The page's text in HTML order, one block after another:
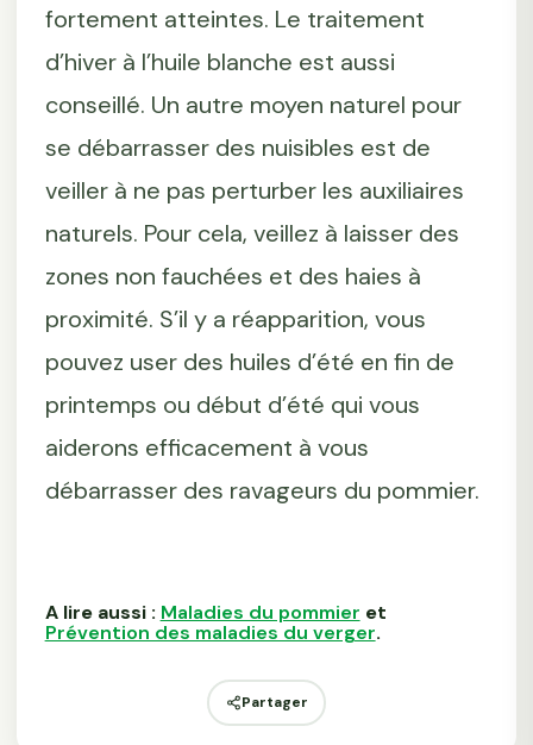
fortement atteintes. Le traitement
d’hiver à l’huile blanche est aussi
conseillé. Un autre moyen naturel pour
se débarrasser des nuisibles est de
veiller à ne pas perturber les auxiliaires
naturels. Pour cela, veillez à laisser des
zones non fauchées et des haies à
proximité. S’il y a réapparition, vous
pouvez user des huiles d’été en fin de
printemps ou début d’été qui vous
aiderons efficacement à vous
débarrasser des ravageurs du pommier.
A lire aussi : Maladies du pommier et
Prévention des maladies du verger.
Partager